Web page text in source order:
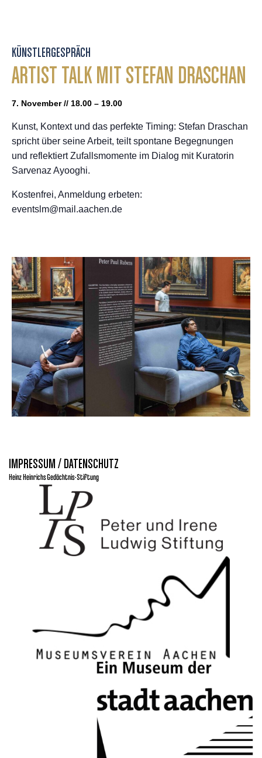
KÜNSTLERGESPRÄCH
ARTIST TALK MIT STEFAN DRASCHAN
7. November // 18.00 – 19.00
Kunst, Kontext und das perfekte Timing: Stefan Draschan
spricht über seine Arbeit, teilt spontane Begegnungen
und reflektiert Zufallsmomente im Dialog mit Kuratorin
Sarvenaz Ayooghi.
Kostenfrei, Anmeldung erbeten:
eventslm@mail.aachen.de
IMPRESSUM / DATENSCHUTZ
Heinz Heinrichs Gedächtnis-Stiftung